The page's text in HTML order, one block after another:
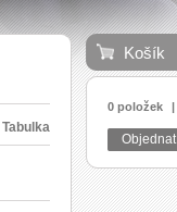
Tabulka
Košík
0 položek |
Objednat